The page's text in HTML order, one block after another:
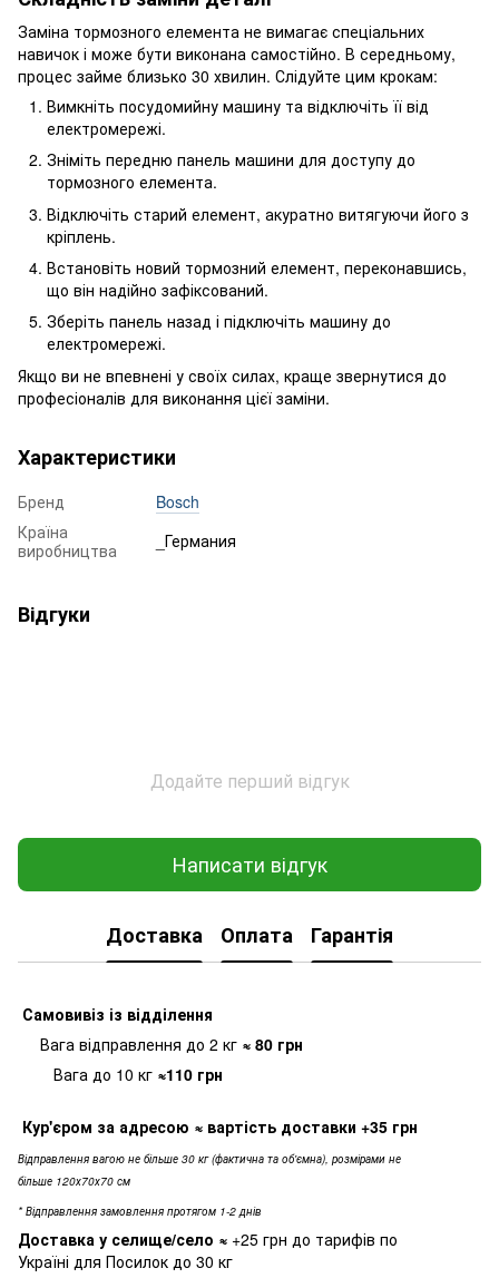
Заміна тормозного елемента не вимагає спеціальних
навичок і може бути виконана самостійно. В середньому,
процес займе близько 30 хвилин. Слідуйте цим крокам:
Вимкніть посудомийну машину та відключіть її від
електромережі.
Зніміть передню панель машини для доступу до
тормозного елемента.
Відключіть старий елемент, акуратно витягуючи його з
кріплень.
Встановіть новий тормозний елемент, переконавшись,
що він надійно зафіксований.
Зберіть панель назад і підключіть машину до
електромережі.
Якщо ви не впевнені у своїх силах, краще звернутися до
професіоналів для виконання цієї заміни.
Характеристики
Бренд
Bosch
Країна
виробництва
_Германия
Відгуки
Додайте перший відгук
Написати відгук
Доставка Оплата Гарантія
Самовивіз із відділення
Вага відправлення до 2 кг ≈ 80 грн
Вага до 10 кг ≈110 грн
Кур'єром за адресою ≈ вартість доставки +35 грн
Відправлення вагою не більше 30 кг (фактична та об'ємна), розмірами не
більше 120х70х70 см
* Відправлення замовлення протягом 1-2 днів
Доставка у селище/село ≈ +25 грн до тарифів по
Україні для Посилок до 30 кг